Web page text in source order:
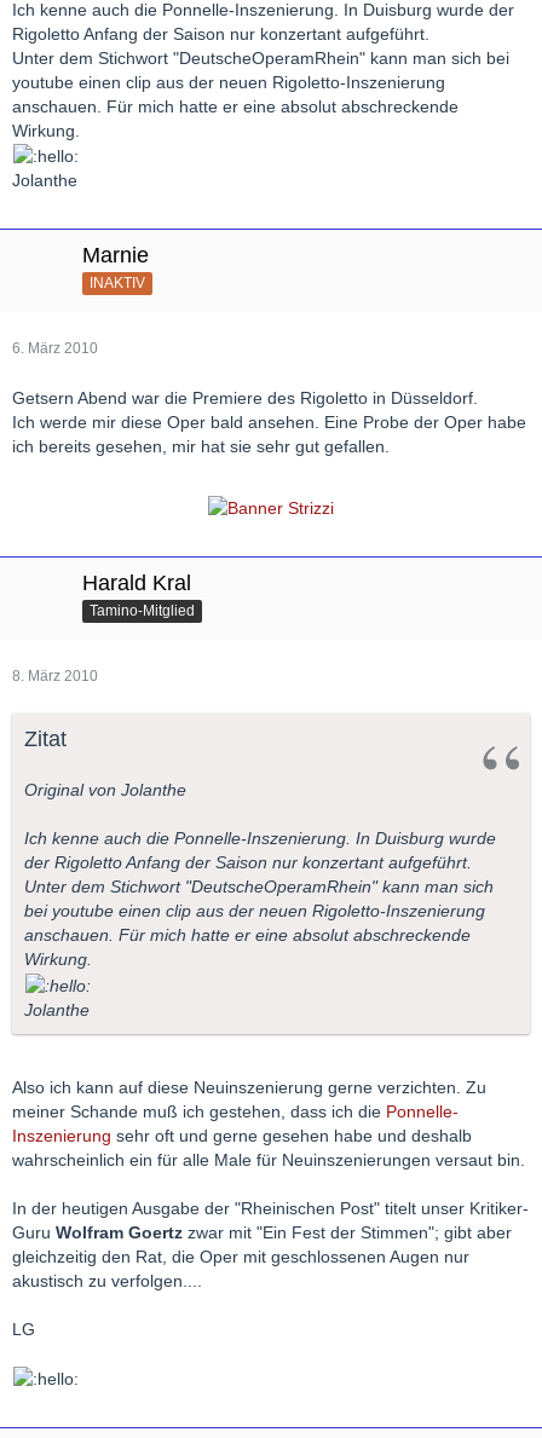
Ich kenne auch die Ponnelle-Inszenierung. In Duisburg wurde der
Rigoletto Anfang der Saison nur konzertant aufgeführt.
Unter dem Stichwort "DeutscheOperamRhein" kann man sich bei
youtube einen clip aus der neuen Rigoletto-Inszenierung
anschauen. Für mich hatte er eine absolut abschreckende
Wirkung.
Jolanthe
Marnie
INAKTIV
6. März 2010
Getsern Abend war die Premiere des Rigoletto in Düsseldorf.
Ich werde mir diese Oper bald ansehen. Eine Probe der Oper habe
ich bereits gesehen, mir hat sie sehr gut gefallen.
Harald Kral
Tamino-Mitglied
8. März 2010
Zitat
Original von Jolanthe
Ich kenne auch die Ponnelle-Inszenierung. In Duisburg wurde
der Rigoletto Anfang der Saison nur konzertant aufgeführt.
Unter dem Stichwort "DeutscheOperamRhein" kann man sich
bei youtube einen clip aus der neuen Rigoletto-Inszenierung
anschauen. Für mich hatte er eine absolut abschreckende
Wirkung.
Jolanthe
Also ich kann auf diese Neuinszenierung gerne verzichten. Zu
meiner Schande muß ich gestehen, dass ich die Ponnelle-
Inszenierung sehr oft und gerne gesehen habe und deshalb
wahrscheinlich ein für alle Male für Neuinszenierungen versaut bin.
In der heutigen Ausgabe der "Rheinischen Post" titelt unser Kritiker-
Guru Wolfram Goertz zwar mit "Ein Fest der Stimmen"; gibt aber
gleichzeitig den Rat, die Oper mit geschlossenen Augen nur
akustisch zu verfolgen....
LG